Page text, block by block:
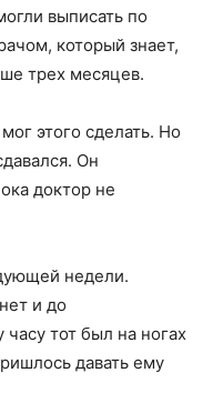
выписать по
который знает,
трех месяцев.
этого сделать. Но
Он
доктор не
недели.
и до
тот был на ногах
давать ему